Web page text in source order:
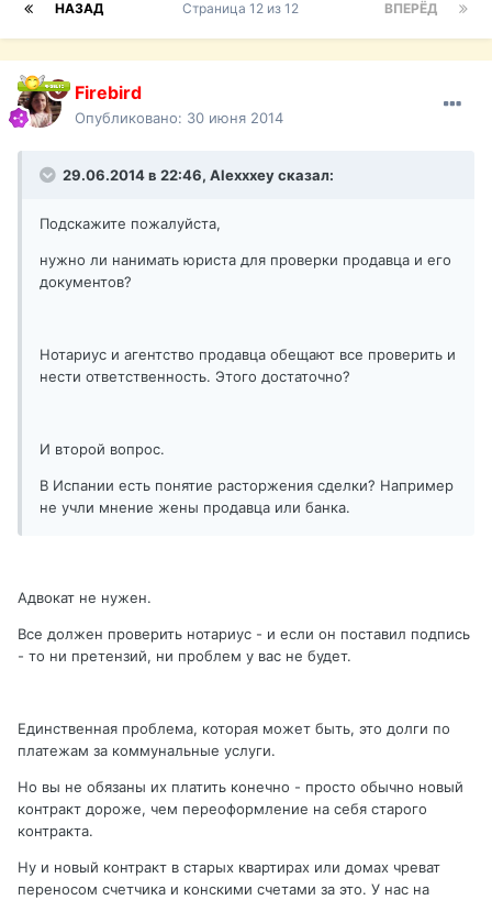
НАЗАД ВПЕРЁД
Страница 12 из 12
Firebird
Опубликовано: 30 июня 2014
29.06.2014 в 22:46, Alexxxey сказал:
Подскажите пожалуйста,
нужно ли нанимать юриста для проверки продавца и его
документов?
Нотариус и агентство продавца обещают все проверить и
нести ответственность. Этого достаточно?
И второй вопрос.
В Испании есть понятие расторжения сделки? Например
не учли мнение жены продавца или банка.
Адвокат не нужен.
Все должен проверить нотариус - и если он поставил подпись
- то ни претензий, ни проблем у вас не будет.
Единственная проблема, которая может быть, это долги по
платежам за коммунальные услуги.
Но вы не обязаны их платить конечно - просто обычно новый
контракт дороже, чем переоформление на себя старого
контракта.
Ну и новый контракт в старых квартирах или домах чреват
переносом счетчика и конскими счетами за это. У нас на